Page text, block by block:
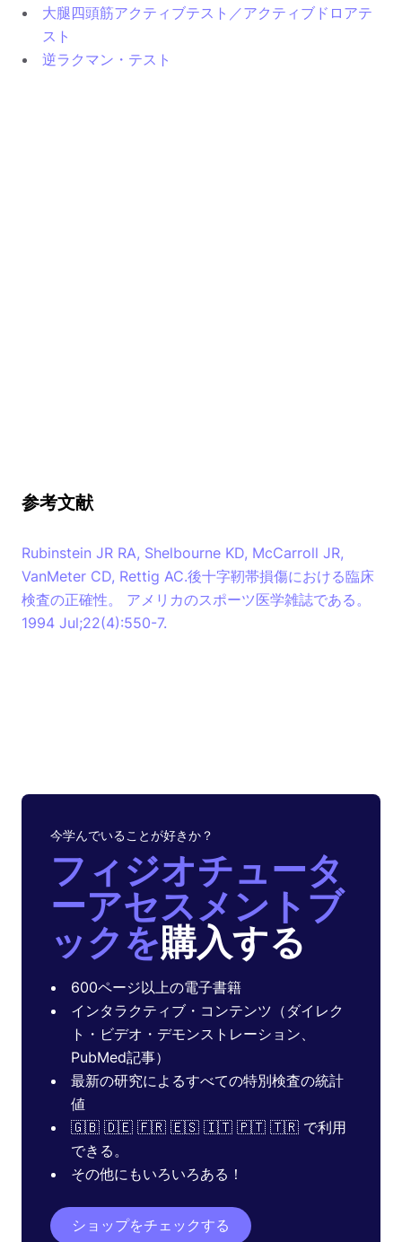
大腿四頭筋アクティブテスト／アクティブドロアテ
スト
逆ラクマン・テスト
参考文献
Rubinstein JR RA, Shelbourne KD, McCarroll JR,
VanMeter CD, Rettig AC.後十字靭帯損傷における臨床
検査の正確性。 アメリカのスポーツ医学雑誌である。
1994 Jul;22(4):550-7.
今学んでいることが好きか？
フィジオチュータ
ーアセスメントブ
ックを購入する
600ページ以上の電子書籍
インタラクティブ・コンテンツ（ダイレク
ト・ビデオ・デモンストレーション、
PubMed記事）
最新の研究によるすべての特別検査の統計
値
🇬🇧 🇩🇪 🇫🇷 🇪🇸 🇮🇹 🇵🇹 🇹🇷 で利用
できる。
その他にもいろいろある！
ショップをチェックする